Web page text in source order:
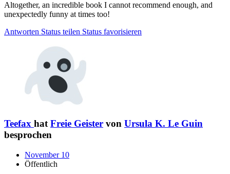
Altogether, an incredible book I cannot recommend enough, and
unexpectedly funny at times too!
Antworten Status teilen Status favorisieren
Teefax hat Freie Geister von Ursula K. Le Guin
besprochen
November 10
Öffentlich